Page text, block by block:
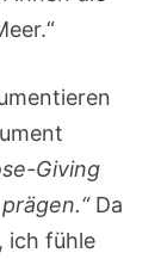
Giving
Da
ich fühle